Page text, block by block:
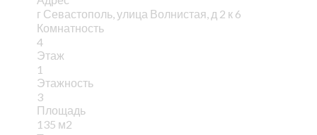
г Севастополь, улица Волнистая, д 2 к 6
Комнатность
4
Этаж
1
Этажность
3
Площадь
135 м2